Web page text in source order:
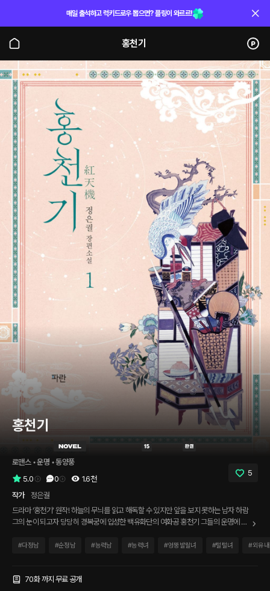
매일 출석하고 럭키드로우 뽑으면? 플링이 와르르!
홍천기
홍천기
로맨스 • 운명 • 동양풍
5.0
0 1.6천
5
작가
정은궐
드라마 ‘홍천기’ 원작! 하늘의 무늬를 읽고 해독할 수 있지만 앞을 보지 못하는 남자 하람
그의 눈이 되고자 당당히 경복궁에 입성한 백유화단의 여화공 홍천기 그들의 운명에 번
天機)’이라는 뜻을 담고 있다. 조선 초, 백유화단의 천방지축 열정의 여화공 홍천기(洪
못 간 딸에게 배필 하나만 내려 달라고 기도를 드렸다고 했다. 홍천기는 그가 하늘이 내
#다정남 #순정남 #능력남 #능력녀 #엉뚱발랄녀 #털털녀 #외유
70화 까지 무료 공개